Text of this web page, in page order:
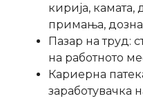
кирија,
примања,
Пазар на труд:
на работното
Кариерна
заработувачка